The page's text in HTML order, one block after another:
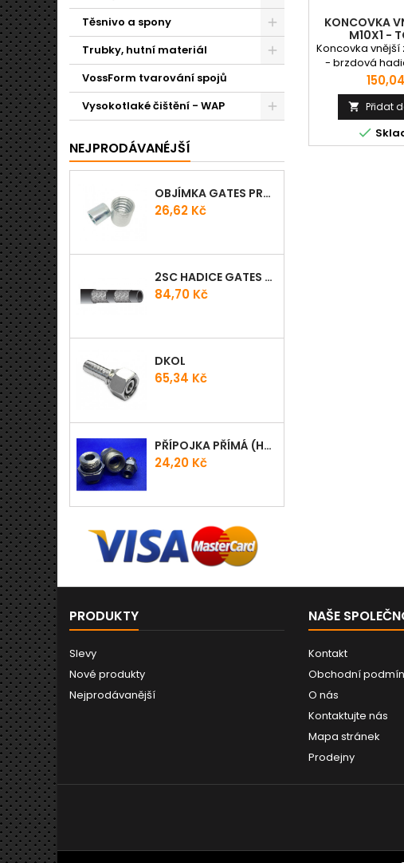
Těsnivo a spony
Trubky, hutní materiál
VossForm tvarování spojů
Vysokotlaké čištění - WAP
NEJPRODÁVANÉJŠÍ
OBJÍMKA GATES PRO-V
Cena
26,62 Kč
2SC HADICE GATES PROV
Cena
84,70 Kč
DKOL
Cena
65,34 Kč
PŘÍPOJKA PŘÍMÁ (HRDLO) GES - WD
Cena
24,20 Kč
KONCOVKA
M10X1 -
Koncovka vnější
- brzdová
závitu 17 mm
koncovky
Cena
 Přidat

PRODUKTY
Slevy
Nové produkty
Nejprodávanější
NAŠE
Kontakt
Obchodní
O nás
Kontaktujte nás
Mapa stránek
Prodejny